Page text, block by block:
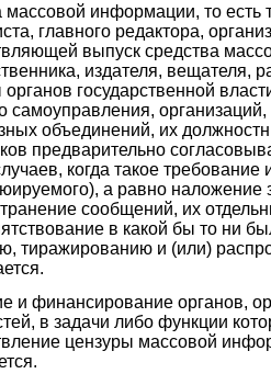
массовой информации, то есть
главного редактора,
выпуск средства
издателя, вещателя,
государственной
самоуправления,
объединений, их
предварительно
когда такое требование
а равно наложение
сообщений, их
в какой бы то ни
тиражированию и (или)
и финансирование органов,
в задачи либо функции
цензуры массовой